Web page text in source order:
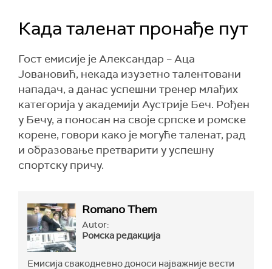
Када таленат пронађе пут
Гост емисије је Александар – Аца
Јовановић, некада изузетно талентовани
нападач, а данас успешни тренер млађих
категорија у академији Аустрије Беч. Рођен
у Бечу, а поносан на своје српске и ромске
корене, говори како је могуће таленат, рад
и образовање претварити у успешну
спортску причу.
Romano Them
Autor:
Ромска редакција
Емисија свакодневно доноси најважније вести